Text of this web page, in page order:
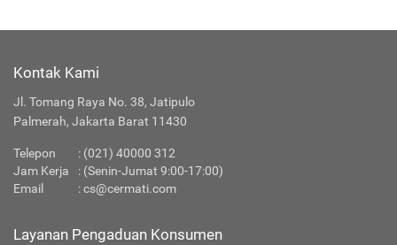
Kontak Kami
Jl. Tomang Raya No. 38, Jatipulo
Palmerah, Jakarta Barat 11430
Telepon : (021) 40000 312
Jam Kerja
: (Senin-Jumat 9:00-17:00)
Email
:cs@cermati.com
Layanan Pengaduan Konsumen